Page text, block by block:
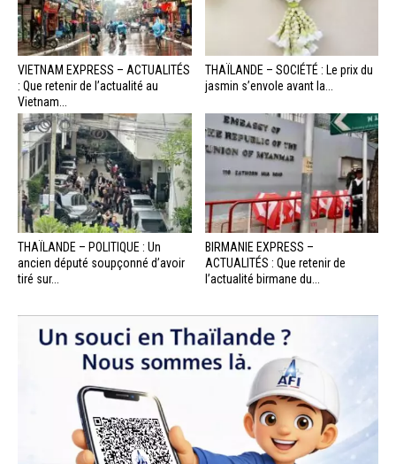
VIETNAM EXPRESS – ACTUALITÉS
: Que retenir de l’actualité au
Vietnam...
THAÏLANDE – SOCIÉTÉ : Le prix du
jasmin s’envole avant la...
THAÏLANDE – POLITIQUE : Un
ancien député soupçonné d’avoir
tiré sur...
BIRMANIE EXPRESS –
ACTUALITÉS : Que retenir de
l’actualité birmane du...